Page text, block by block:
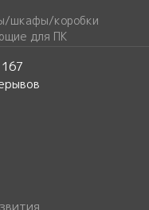
шкафы/коробки
для ПК